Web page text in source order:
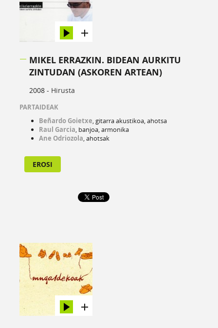
MIKEL ERRAZKIN. BIDEAN AURKITU
ZINTUDAN (ASKOREN ARTEAN)
2008 - Hirusta
PARTAIDEAK
Beñardo Goietxe, gitarra akustikoa, ahotsa
Raul Garcia, banjoa, armonika
Ane Odriozola, ahotsak
EROSI